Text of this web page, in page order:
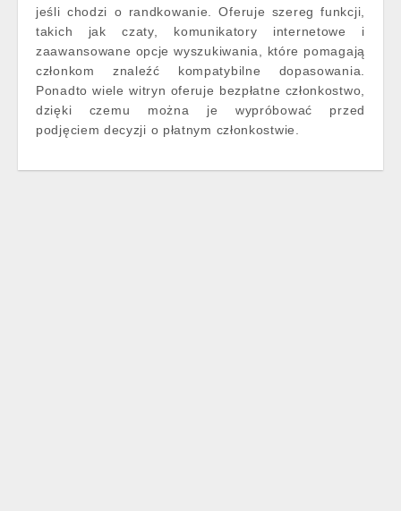
jeśli chodzi o randkowanie. Oferuje szereg funkcji,
takich jak czaty, komunikatory internetowe i
zaawansowane opcje wyszukiwania, które pomagają
członkom znaleźć kompatybilne dopasowania.
Ponadto wiele witryn oferuje bezpłatne członkostwo,
dzięki czemu można je wypróbować przed
podjęciem decyzji o płatnym członkostwie.